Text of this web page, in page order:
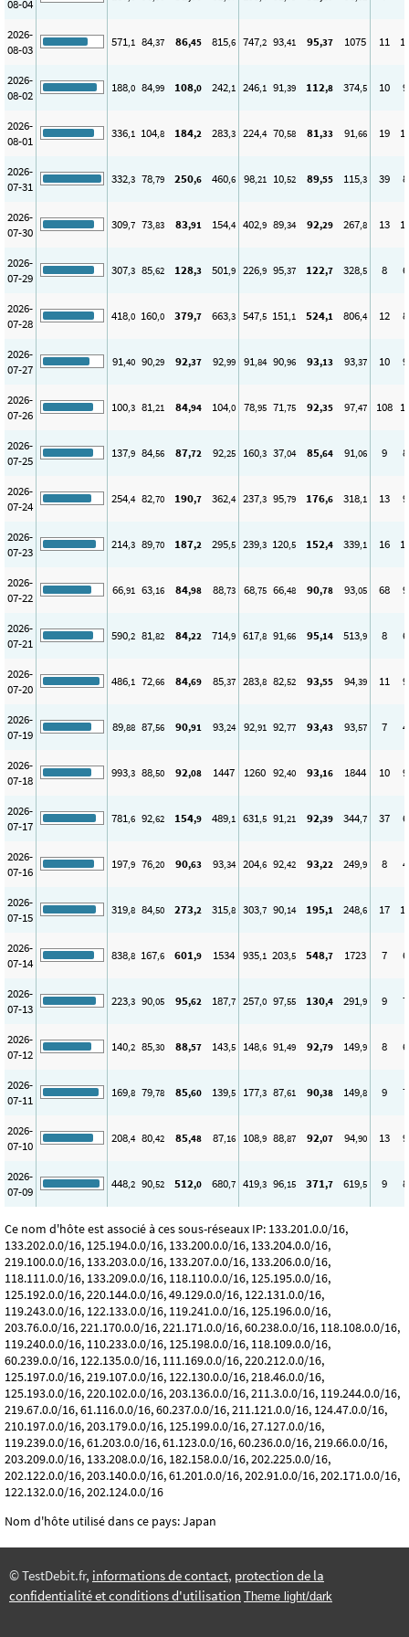
08-04
2026-
08-03
571,1 84,37 86,45 815,6 747,2 93,41 95,37 1075 11
2026-
08-02
188,0 84,99 108,0 242,1 246,1 91,39 112,8 374,5 10 9
2026-
08-01
336,1 104,8 184,2 283,3 224,4 70,58 81,33 91,66 19
2026-
07-31
332,3 78,79 250,6 460,6 98,21 10,52 89,55 115,3 39 8
2026-
07-30
309,7 73,83 83,91 154,4 402,9 89,34 92,29 267,8 13
2026-
07-29
307,3 85,62 128,3 501,9 226,9 95,37 122,7 328,5 8 6
2026-
07-28
418,0 160,0 379,7 663,3 547,5 151,1 524,1 806,4 12 8
2026-
07-27
91,40 90,29 92,37 92,99 91,84 90,96 93,13 93,37 10 9
2026-
07-26
100,3 81,21 84,94 104,0 78,95 71,75 92,35 97,47 108
2026-
07-25
137,9 84,56 87,72 92,25 160,3 37,04 85,64 91,06 9 8
2026-
07-24
254,4 82,70 190,7 362,4 237,3 95,79 176,6 318,1 13 9
2026-
07-23
214,3 89,70 187,2 295,5 239,3 120,5 152,4 339,1 16
2026-
07-22
66,91 63,16 84,98 88,73 68,75 66,48 90,78 93,05 68 9
2026-
07-21
590,2 81,82 84,22 714,9 617,8 91,66 95,14 513,9 8 6
2026-
07-20
486,1 72,66 84,69 85,37 283,8 82,52 93,55 94,39 11 9
2026-
07-19
89,88 87,56 90,91 93,24 92,91 92,77 93,43 93,57 7 4
2026-
07-18
993,3 88,50 92,08 1447 1260 92,40 93,16 1844 10 9
2026-
07-17
781,6 92,62 154,9 489,1 631,5 91,21 92,39 344,7 37 6
2026-
07-16
197,9 76,20 90,63 93,34 204,6 92,42 93,22 249,9 8 4
2026-
07-15
319,8 84,50 273,2 315,8 303,7 90,14 195,1 248,6 17
2026-
07-14
838,8 167,6 601,9 1534 935,1 203,5 548,7 1723 7 6
2026-
07-13
223,3 90,05 95,62 187,7 257,0 97,55 130,4 291,9 9 7
2026-
07-12
140,2 85,30 88,57 143,5 148,6 91,49 92,79 149,9 8 6
2026-
07-11
169,8 79,78 85,60 139,5 177,3 87,61 90,38 149,8 9 7
2026-
07-10
208,4 80,42 85,48 87,16 108,9 88,87 92,07 94,90 13 9
2026-
07-09
448,2 90,52 512,0 680,7 419,3 96,15 371,7 619,5 9 8
Ce nom d'hôte est associé à ces sous-réseaux IP: 133.201.0.0/16,
133.202.0.0/16, 125.194.0.0/16, 133.200.0.0/16, 133.204.0.0/16,
219.100.0.0/16, 133.203.0.0/16, 133.207.0.0/16, 133.206.0.0/16,
118.111.0.0/16, 133.209.0.0/16, 118.110.0.0/16, 125.195.0.0/16,
125.192.0.0/16, 220.144.0.0/16, 49.129.0.0/16, 122.131.0.0/16,
119.243.0.0/16, 122.133.0.0/16, 119.241.0.0/16, 125.196.0.0/16,
203.76.0.0/16, 221.170.0.0/16, 221.171.0.0/16, 60.238.0.0/16, 118.108.0.0/16,
119.240.0.0/16, 110.233.0.0/16, 125.198.0.0/16, 118.109.0.0/16,
60.239.0.0/16, 122.135.0.0/16, 111.169.0.0/16, 220.212.0.0/16,
125.197.0.0/16, 219.107.0.0/16, 122.130.0.0/16, 218.46.0.0/16,
125.193.0.0/16, 220.102.0.0/16, 203.136.0.0/16, 211.3.0.0/16, 119.244.0.0/16,
219.67.0.0/16, 61.116.0.0/16, 60.237.0.0/16, 211.121.0.0/16, 124.47.0.0/16,
210.197.0.0/16, 203.179.0.0/16, 125.199.0.0/16, 27.127.0.0/16,
119.239.0.0/16, 61.203.0.0/16, 61.123.0.0/16, 60.236.0.0/16, 219.66.0.0/16,
203.209.0.0/16, 133.208.0.0/16, 182.158.0.0/16, 202.225.0.0/16,
202.122.0.0/16, 203.140.0.0/16, 61.201.0.0/16, 202.91.0.0/16, 202.171.0.0/16,
122.132.0.0/16, 202.124.0.0/16
Nom d'hôte utilisé dans ce pays: Japan
© TestDebit.fr, informations de contact, protection de la
confidentialité et conditions d'utilisation Theme light/dark